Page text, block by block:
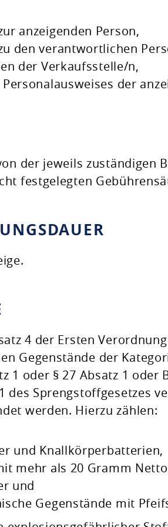
anzeigenden Person,
den verantwortlichen
der Verkaufsstelle/n,
Personalausweises der
der jeweils zuständigen
festgelegten
4 der Ersten
Gegenstände der
1 oder § 27 Absatz 1
des Sprengstoffgesetzes
werden. Hierzu zählen:
und Knallkörperbatterien,
mehr als 20 Gramm
und
Gegenstände mit